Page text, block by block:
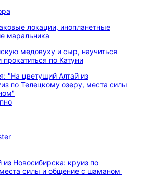
локации, инопланетные
маральника
медовуху и сыр, научиться
по Катуни
Новосибирска: круиз по
силы и общение с шаманом